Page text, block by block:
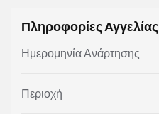
Πληροφορίες Αγγελίας
Ημερομηνία Ανάρτησης
Περιοχή